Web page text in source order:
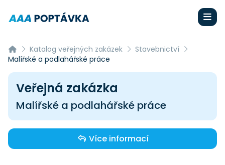
Katalog veřejných zakázek
Stavebnictví
Malířské a podlahářské práce
Veřejná zakázka
Malířské a podlahářské práce
Více informací